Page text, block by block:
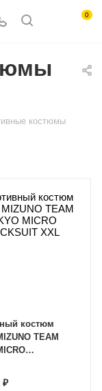
0
костюмы
костюм
TEAM
32EG7201C-62
₽